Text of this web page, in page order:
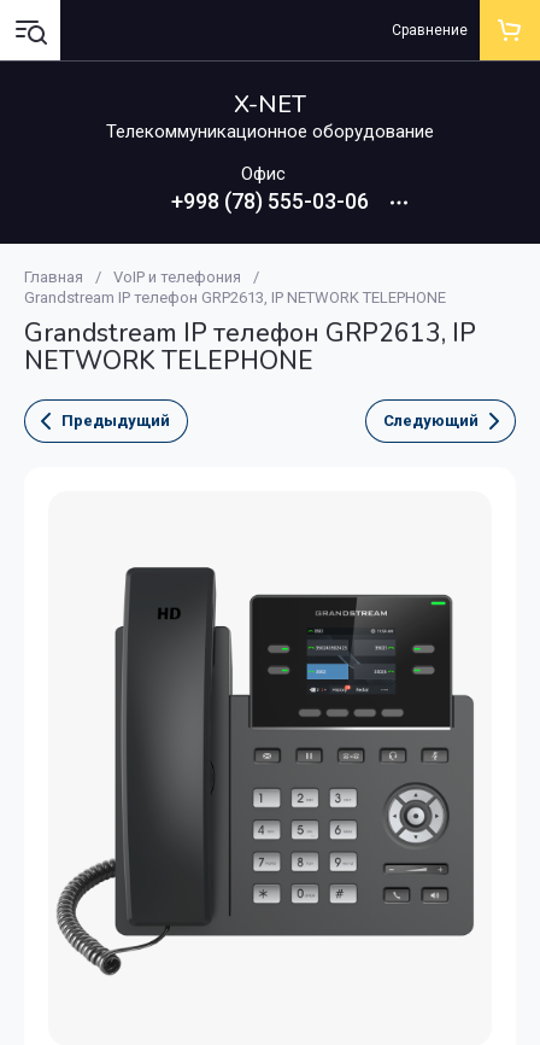
X-NET
Телекоммуникационное оборудование
Офис
+998 (78) 555-03-06
Сравнение
Главная / VoIP и телефония
/
Grandstream IP телефон GRP2613, IP NETWORK TELEPHONE
Grandstream IP телефон GRP2613, IP
NETWORK TELEPHONE
Предыдущий Следующий